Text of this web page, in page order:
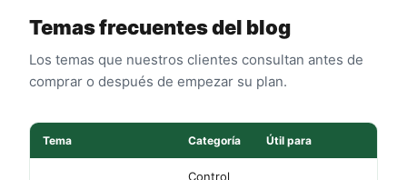
Temas frecuentes del blog
Los temas que nuestros clientes consultan antes de
comprar o después de empezar su plan.
Tema Categoría Útil para
Control